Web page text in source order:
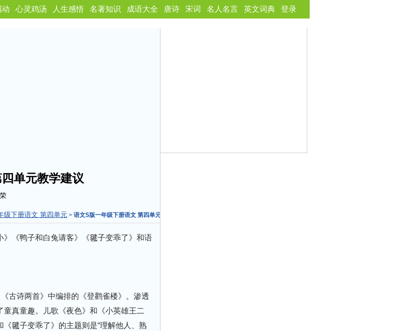
动 心灵鸡汤 人生感悟 名著知识 成语大全 唐诗 宋词 名人名言 英文词典 登录
单元教学建议
级下册语文 第四单元> 语文S版一年级下册语文 第四单元教案
《鸭子和白兔请客》《毽子变乖了》和语
古诗两首》中编排的《登鹳雀楼》。渗透
真童趣。儿歌《夜色》和《小英雄王二
毽子变乖了》的主题则是“理解他人、熟